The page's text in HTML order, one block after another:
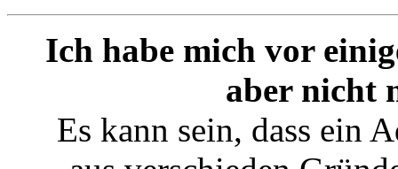
Ich habe mich vor
aber nicht
Es kann sein, dass ein